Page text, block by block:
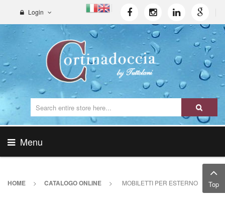
Login
Menu
HOME > CATALOGO ONLINE > MOBILETTI PER ESTERNO Top